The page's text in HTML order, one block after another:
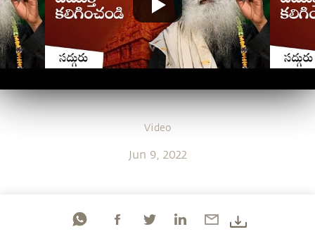
Video
Jun 9, 2022